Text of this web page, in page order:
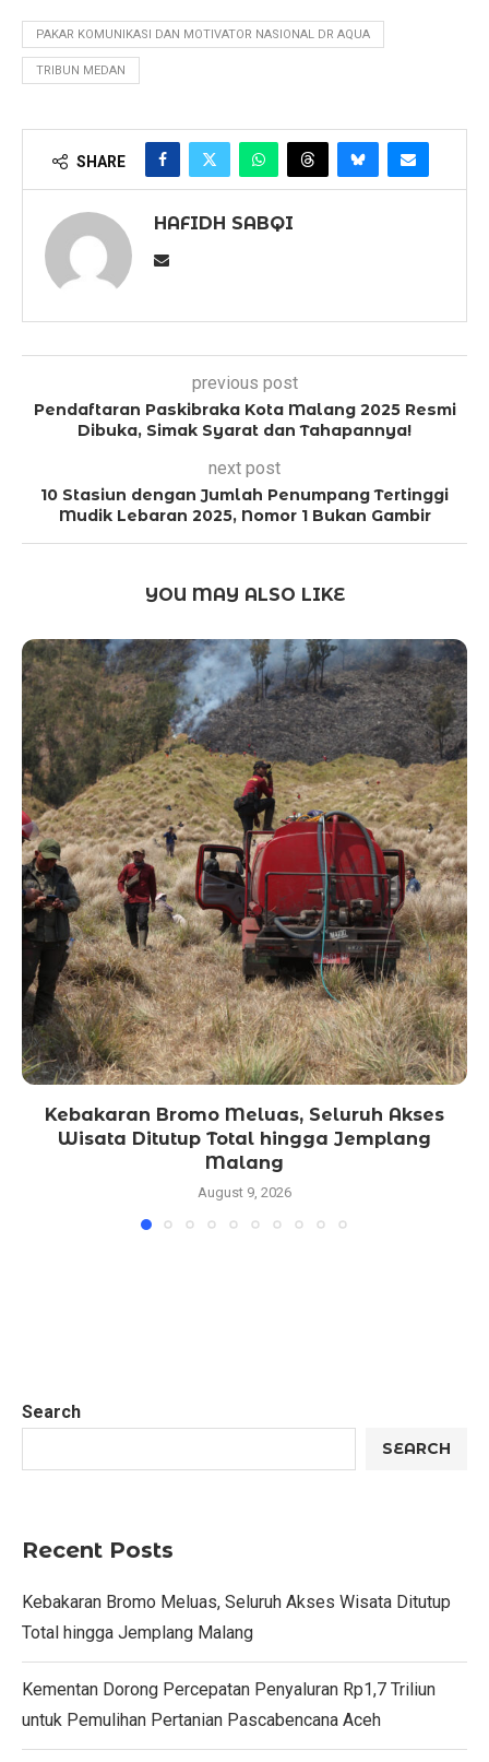
PAKAR KOMUNIKASI DAN MOTIVATOR NASIONAL DR AQUA
TRIBUN MEDAN
SHARE
HAFIDH SABQI
previous post
Pendaftaran Paskibraka Kota Malang 2025 Resmi
Dibuka, Simak Syarat dan Tahapannya!
next post
10 Stasiun dengan Jumlah Penumpang Tertinggi
Mudik Lebaran 2025, Nomor 1 Bukan Gambir
YOU MAY ALSO LIKE
Kebakaran Bromo Meluas, Seluruh Akses
Wisata Ditutup Total hingga Jemplang
Malang
August 9, 2026
Search
SEARCH
Recent Posts
Kebakaran Bromo Meluas, Seluruh Akses Wisata Ditutup
Total hingga Jemplang Malang
Kementan Dorong Percepatan Penyaluran Rp1,7 Triliun
untuk Pemulihan Pertanian Pascabencana Aceh